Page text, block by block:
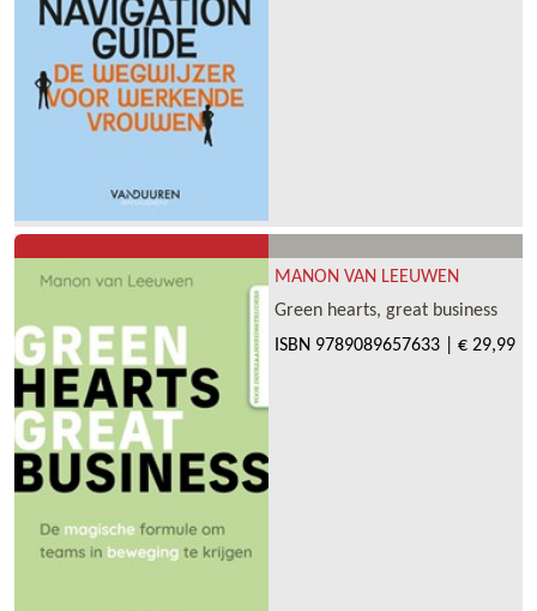
MANON VAN LEEUWEN
Green hearts, great business
ISBN 9789089657633 € 29,99